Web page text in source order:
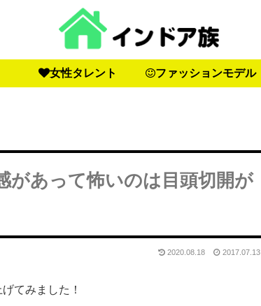
女性タレント ファッションモデル
があって怖いのは目頭切開が
2020.08.18 2017.07.13
てみました！